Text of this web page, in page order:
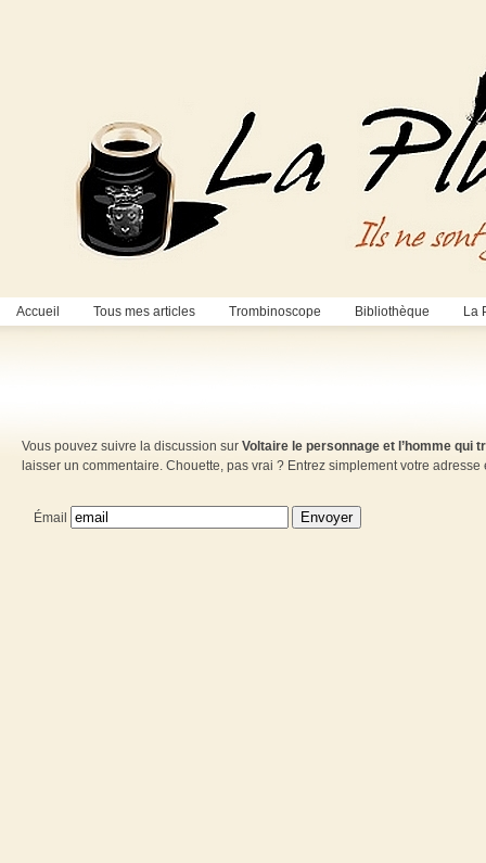
Accueil Tous mes articles Trombinoscope Bibliothèque La
Vous pouvez suivre la discussion sur Voltaire le personnage et l’homme qui
laisser un commentaire. Chouette, pas vrai ? Entrez simplement votre
Émail